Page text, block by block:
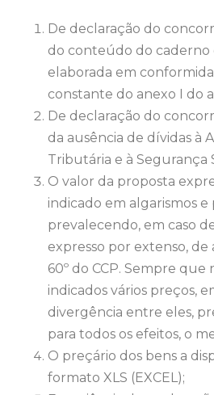
De declaração do
do conteúdo do caderno
elaborada em
constante do anexo I do
De declaração do
da ausência de dívidas à
Tributária e à Segurança
O valor da proposta
indicado em algarismos e
prevalecendo, em caso
expresso por extenso, de
60º do CCP. Sempre que
indicados vários preços,
divergência entre eles,
para todos os efeitos, o
O preçário dos bens a
formato XLS (EXCEL);